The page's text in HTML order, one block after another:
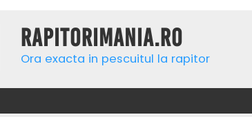
Rapitorimania.ro
Ora exacta in pescuitul la rapitor